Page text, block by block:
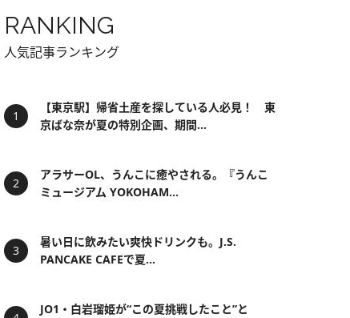
RANKING
人気記事ランキング
【東京駅】帰省土産を探している人必見！ 東
京ばな奈が夏の特別企画、期間...
アラサーOL、うんこに癒やされる。『うんこ
ミュージアム YOKOHAM...
暑い日に飲みたい爽快ドリンクも。J.S.
PANCAKE CAFEで夏...
JO1・白岩瑠姫が“この夏挑戦したこと”と